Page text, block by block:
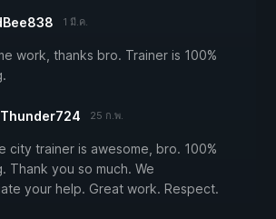
1 มี.ค.
work, thanks bro. Trainer is 100%
25 ก.พ.
city trainer is awesome, bro. 100%
Thank you so much. We
your help. Great work. Respect.